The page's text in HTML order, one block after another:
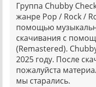
Группа Chubby
жанре Pop / Rock /
помощью
скачивания с
(Remastered).
2025 году. После
пожалуйста
мы старались.